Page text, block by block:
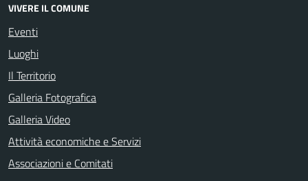
VIVERE IL COMUNE
Eventi
Luoghi
Il Territorio
Galleria Fotografica
Galleria Video
Attività economiche e Servizi
Associazioni e Comitati